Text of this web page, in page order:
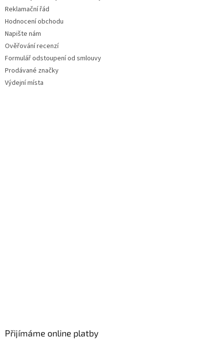
Reklamační řád
Hodnocení obchodu
Napište nám
Ověřování recenzí
Formulář odstoupení od smlouvy
Prodávané značky
Výdejní místa
Přijímáme online platby